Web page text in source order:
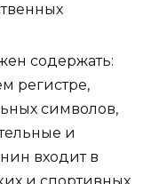
содержать:
регистре,
символов,
и
входит в